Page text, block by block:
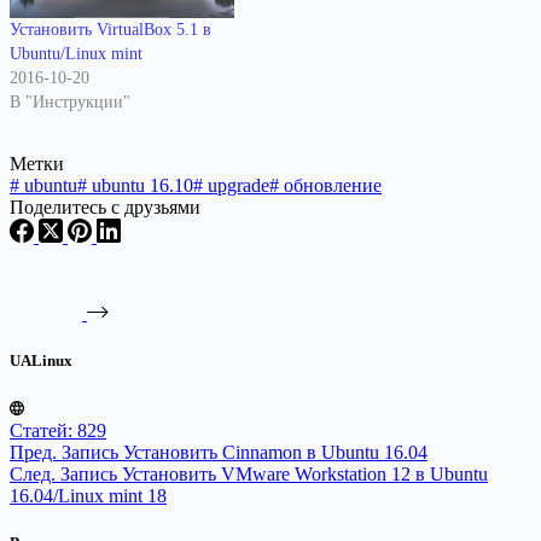
Установить VirtualBox 5.1 в
Ubuntu/Linux mint
2016-10-20
В "Инструкции"
Метки
# ubuntu# ubuntu 16.10# upgrade# обновление
Поделитесь с друзьями
UALinux
Статей: 829
Пред. Запись Установить Cinnamon в Ubuntu 16.04
След. Запись Установить VMware Workstation 12 в Ubuntu
16.04/Linux mint 18